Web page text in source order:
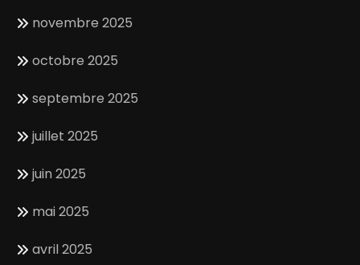
novembre 2025
octobre 2025
septembre 2025
juillet 2025
juin 2025
mai 2025
avril 2025